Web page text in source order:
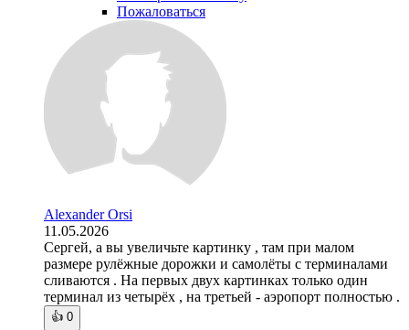
Пожаловаться
Alexander Orsi
11.05.2026
Сергей, а вы увеличьте картинку , там при малом
размере рулёжные дорожки и самолёты с терминалами
сливаются . На первых двух картинках только один
терминал из четырёх , на третьей - аэропорт полностью .
👍 0